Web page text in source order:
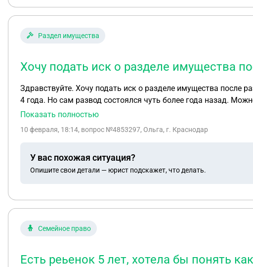
Раздел имущества
Хочу подать иск о разделе имущества
Здравствуйте. Хочу подать иск о разделе имущества после
4 года. Но сам развод состоялся чуть более года назад. Можно ли подать иск? И второй вопрос. Подать хочу на машину,
есть на компенсацию суммы от продажи, к сожалению не
Показать полностью
10 февраля, 18:14, вопрос №4853297, Ольга, г. Краснодар
У вас похожая ситуация?
Опишите свои детали — юрист подскажет, что делать.
Семейное право
Есть реьенок 5 лет, хотела бы понять